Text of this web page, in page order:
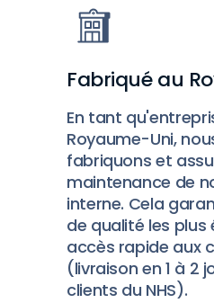
Fabriqué au
En tant
Royaume-Uni,
fabriquons et
maintenance de
interne. Cela
de qualité les plus
accès rapide aux
(livraison en 1 à 2
clients du NHS).